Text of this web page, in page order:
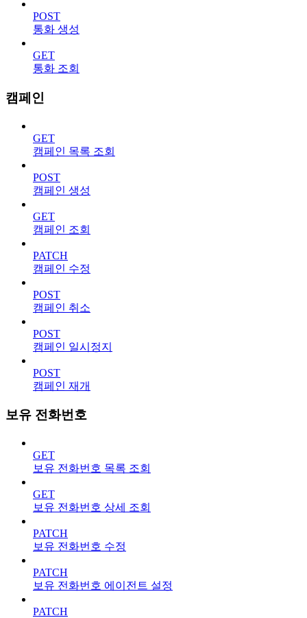
POST
통화 생성
GET
통화 조회
캠페인
GET
캠페인 목록 조회
POST
캠페인 생성
GET
캠페인 조회
PATCH
캠페인 수정
POST
캠페인 취소
POST
캠페인 일시정지
POST
캠페인 재개
보유 전화번호
GET
보유 전화번호 목록 조회
GET
보유 전화번호 상세 조회
PATCH
보유 전화번호 수정
PATCH
보유 전화번호 에이전트 설정
PATCH